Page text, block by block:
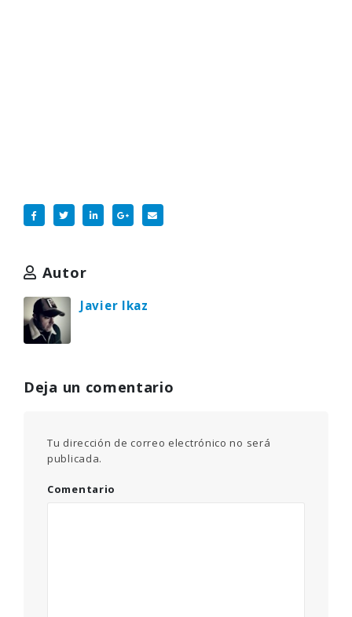
Autor
Javier Ikaz
Deja un comentario
Tu dirección de correo electrónico no será
publicada.
Comentario